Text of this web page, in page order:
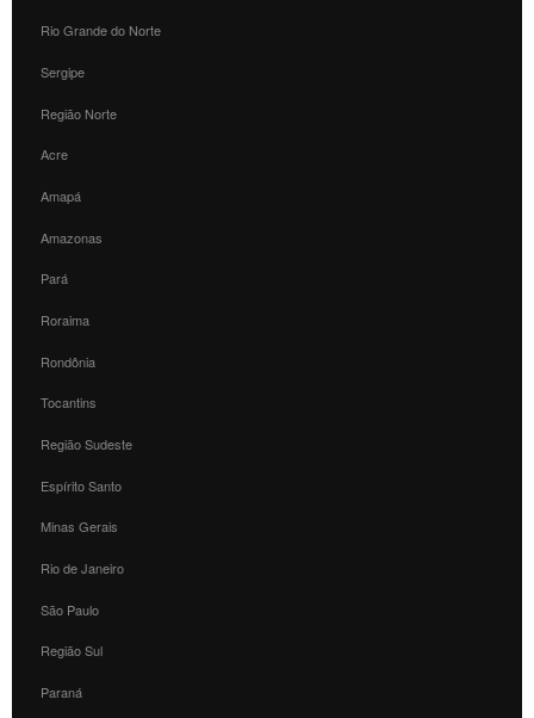
Rio Grande do Norte
Sergipe
Região Norte
Acre
Amapá
Amazonas
Pará
Roraima
Rondônia
Tocantins
Região Sudeste
Espírito Santo
Minas Gerais
Rio de Janeiro
São Paulo
Região Sul
Paraná